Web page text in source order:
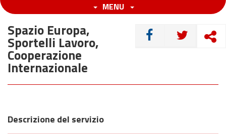
MENU
CONDIVIDI
Spazio Europa,
Sportelli Lavoro,
Cooperazione
Internazionale
Descrizione del servizio